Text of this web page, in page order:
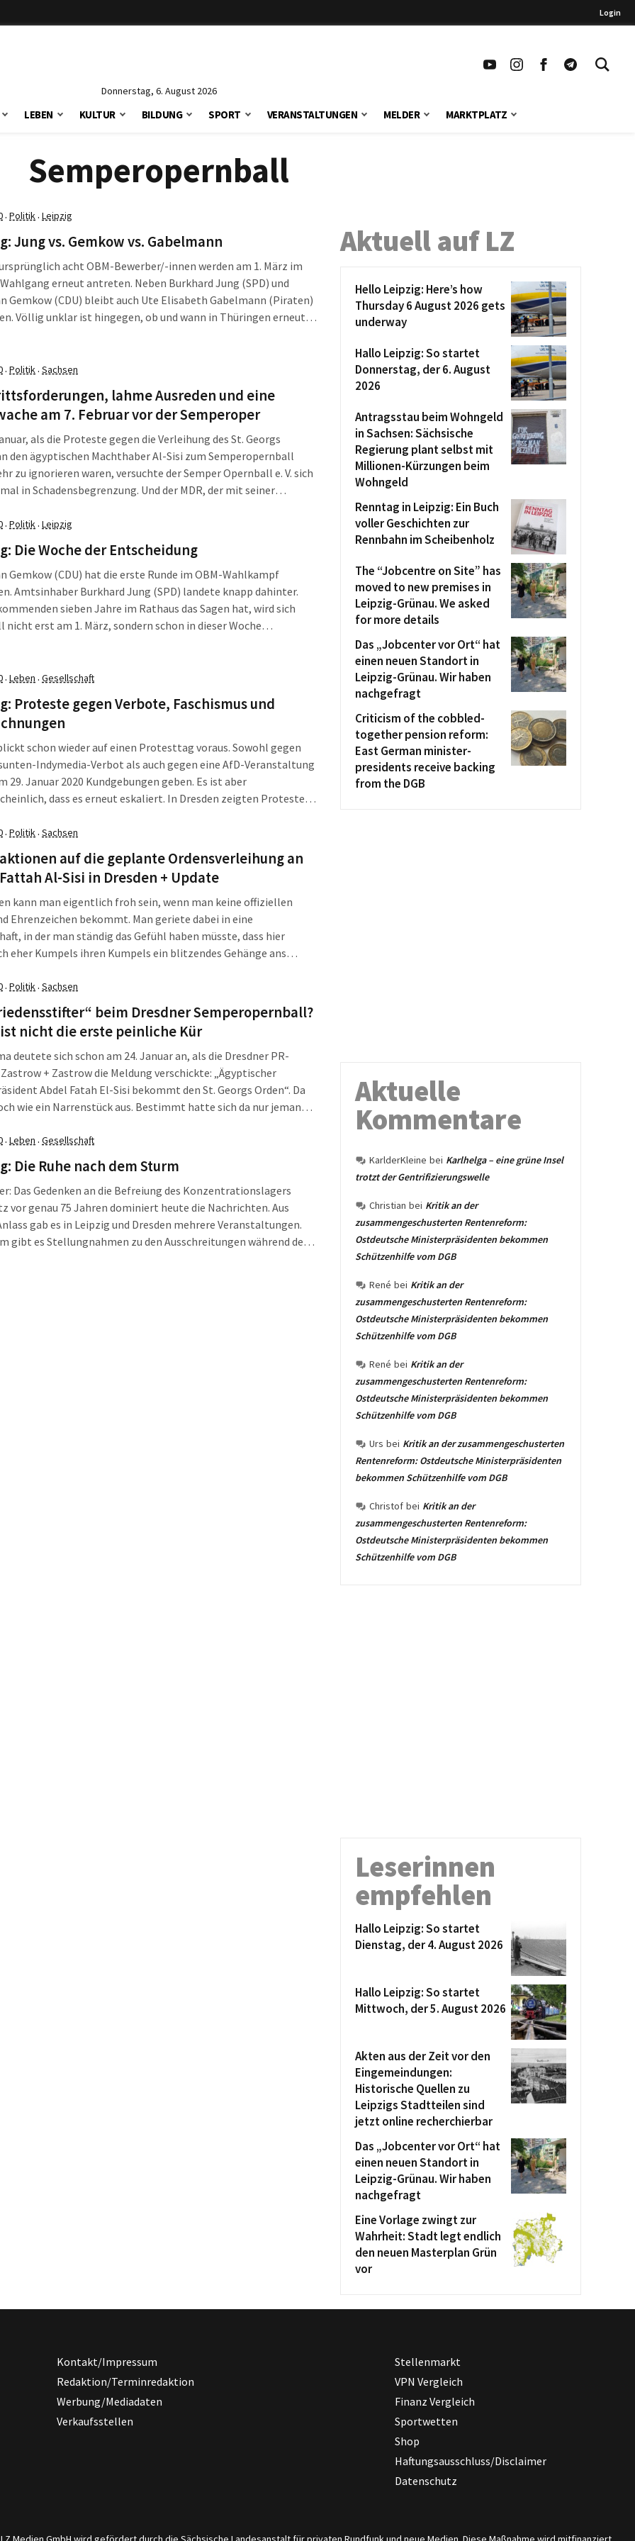
Login
Donnerstag, 6. August 2026
LEBEN KULTUR BILDUNG SPORT VERANSTALTUNGEN MELDER MARKTPLATZ
Semperopernball
· Politik· Leipzig
Jung vs. Gemkow vs. Gabelmann
acht OBM-Bewerber/-innen werden am 1. März im
erneut antreten. Neben Burkhard Jung (SPD) und
Gemkow (CDU) bleibt auch Ute Elisabeth Gabelmann (Piraten)
Völlig unklar ist hingegen, ob und wann in Thüringen erneut
· Politik· Sachsen
lahme Ausreden und eine
am 7. Februar vor der Semperoper
als die Proteste gegen die Verleihung des St. Georgs
den ägyptischen Machthaber Al-Sisi zum Semperopernball
zu ignorieren waren, versuchte der Semper Opernball e. V. sich
in Schadensbegrenzung. Und der MDR, der mit seiner
wieder neu zu erklären, dass es bei dem Ball um
geht. Aber all diese Erklärungen aus dem Dresdner Topf
Sache nicht besser. Am 7. Februar gibt's jetzt auch noch eine
· Politik· Leipzig
Die Woche der Entscheidung
Gemkow (CDU) hat die erste Runde im OBM-Wahlkampf
Amtsinhaber Burkhard Jung (SPD) landete knapp dahinter.
sieben Jahre im Rathaus das Sagen hat, wird sich
nicht erst am 1. März, sondern schon in dieser Woche
· Leben · Gesellschaft
Proteste gegen Verbote, Faschismus und
schon wieder auf einen Protesttag voraus. Sowohl gegen
Indymedia-Verbot als auch gegen eine AfD-Veranstaltung
29. Januar 2020 Kundgebungen geben. Es ist aber
dass es erneut eskaliert. In Dresden zeigten Proteste
an den ägyptischen Präsidenten als Fehler. Die L-IZ
was am Dienstag, den 28. Januar 2020, in Leipzig und
war.
· Politik· Sachsen
auf die geplante Ordensverleihung an
Al-Sisi in Dresden + Update
kann man eigentlich froh sein, wenn man keine offiziellen
Ehrenzeichen bekommt. Man geriete dabei in eine
in der man ständig das Gefühl haben müsste, dass hier
eher Kumpels ihren Kumpels ein blitzendes Gehänge ans
schon auf seinem Kerbholz hat. So wie Abdel Fattah Al-Sisi, der
in Ägypten an die Macht geputscht hat.
· Politik· Sachsen
beim Dresdner Semperopernball?
nicht die erste peinliche Kür
deutete sich schon am 24. Januar an, als die Dresdner PR-
+ Zastrow die Meldung verschickte: „Ägyptischer
Abdel Fatah El-Sisi bekommt den St. Georgs Orden“. Da
wie ein Narrenstück aus. Bestimmt hatte sich da nur jemand
Zastrow im Auftrag des Dresdner Semperopernballs eine neue
Der Inhalt blieb derselbe. Das Ganze begann zur Farce zu
ist da los in Dresden?
· Leben · Gesellschaft
Die Ruhe nach dem Sturm
Das Gedenken an die Befreiung des Konzentrationslagers
vor genau 75 Jahren dominiert heute die Nachrichten. Aus
gab es in Leipzig und Dresden mehrere Veranstaltungen.
gibt es Stellungnahmen zu den Ausschreitungen während der
Aktuell auf LZ
Hello Leipzig: Here’s how
Thursday 6 August 2026 gets
underway
Hallo Leipzig: So startet
Donnerstag, der 6. August
2026
Antragsstau beim Wohngeld
in Sachsen: Sächsische
Regierung plant selbst mit
Millionen-Kürzungen beim
Wohngeld
Renntag in Leipzig: Ein Buch
voller Geschichten zur
Rennbahn im Scheibenholz
The “Jobcentre on Site” has
moved to new premises in
Leipzig-Grünau. We asked
for more details
Das „Jobcenter vor Ort“ hat
einen neuen Standort in
Leipzig-Grünau. Wir haben
nachgefragt
Criticism of the cobbled-
together pension reform:
East German minister-
presidents receive backing
from the DGB
Aktuelle
Kommentare
KarlderKleine bei Karlhelga – eine grüne Insel
trotzt der Gentrifizierungswelle
Christian bei Kritik an der
zusammengeschusterten Rentenreform:
Ostdeutsche Ministerpräsidenten bekommen
Schützenhilfe vom DGB
René bei Kritik an der
zusammengeschusterten Rentenreform:
Ostdeutsche Ministerpräsidenten bekommen
Schützenhilfe vom DGB
René bei Kritik an der
zusammengeschusterten Rentenreform:
Ostdeutsche Ministerpräsidenten bekommen
Schützenhilfe vom DGB
Urs bei Kritik an der zusammengeschusterten
Rentenreform: Ostdeutsche Ministerpräsidenten
bekommen Schützenhilfe vom DGB
Christof bei Kritik an der
zusammengeschusterten Rentenreform:
Ostdeutsche Ministerpräsidenten bekommen
Schützenhilfe vom DGB
Leserinnen
empfehlen
Hallo Leipzig: So startet
Dienstag, der 4. August 2026
Hallo Leipzig: So startet
Mittwoch, der 5. August 2026
Akten aus der Zeit vor den
Eingemeindungen:
Historische Quellen zu
Leipzigs Stadtteilen sind
jetzt online recherchierbar
Das „Jobcenter vor Ort“ hat
einen neuen Standort in
Leipzig-Grünau. Wir haben
nachgefragt
Eine Vorlage zwingt zur
Wahrheit: Stadt legt endlich
den neuen Masterplan Grün
vor
Kontakt/Impressum
Redaktion/Terminredaktion
Werbung/Mediadaten
Verkaufsstellen
Stellenmarkt
VPN Vergleich
Finanz Vergleich
Sportwetten
Shop
Haftungsausschluss/Disclaimer
Datenschutz